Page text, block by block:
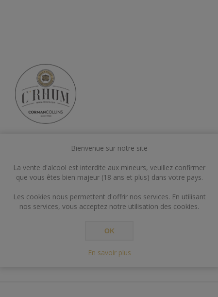
CONTACT US
Attention, bouteille de 75cl mais contient 70cl
Bienvenue sur notre site
La vente d'alcool est interdite aux mineurs, veuillez confirmer
que vous êtes bien majeur (18 ans et plus) dans votre pays.
Les cookies nous permettent d'offrir nos services. En utilisant
nos services, vous acceptez notre utilisation des cookies.
OK
En savoir plus